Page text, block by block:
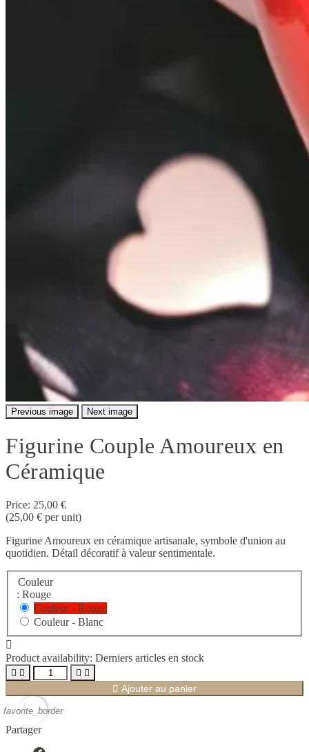
Previous image Next image
Figurine Couple Amoureux en
Céramique
Price: 25,00 €
(25,00 € per unit)
Figurine Amoureux en céramique artisanale, symbole d'union au
quotidien. Détail décoratif à valeur sentimentale.
Couleur
: Rouge
Couleur - Rouge
Couleur - Blanc

Product availability: Derniers articles en stock
   
 Ajouter au panier
favorite_border
Partager